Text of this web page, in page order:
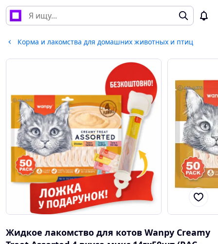
Корма и лакомства для домашних животных и птиц
Жидкое лакомство для котов Wanpy Creamy